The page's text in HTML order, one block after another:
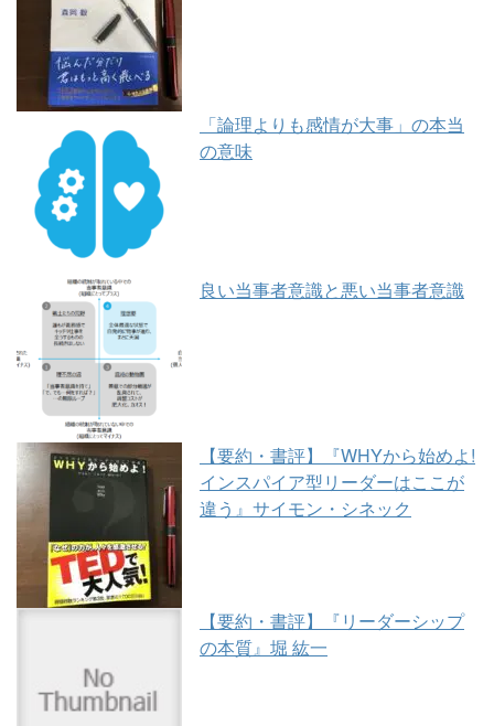
「論理よりも感情が大事」の本当
の意味
良い当事者意識と悪い当事者意識
【要約・書評】『WHYから始めよ!
インスパイア型リーダーはここが
違う』サイモン・シネック
【要約・書評】『リーダーシップ
の本質』堀 紘一